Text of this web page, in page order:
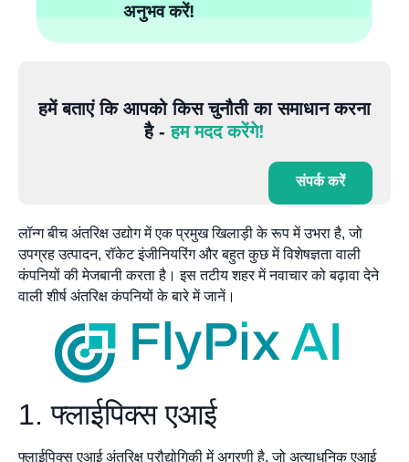
अनुभव करें!
हमें बताएं कि आपको किस चुनौती का समाधान करना
है -हम मदद करेंगे!
संपर्क करें
लॉन्ग बीच अंतरिक्ष उद्योग में एक प्रमुख खिलाड़ी के रूप में उभरा है, जो
उपग्रह उत्पादन, रॉकेट इंजीनियरिंग और बहुत कुछ में विशेषज्ञता वाली
कंपनियों की मेजबानी करता है। इस तटीय शहर में नवाचार को बढ़ावा देने
वाली शीर्ष अंतरिक्ष कंपनियों के बारे में जानें।
1. फ्लाईपिक्स एआई
फ्लाईपिक्स एआई अंतरिक्ष प्रौद्योगिकी में अग्रणी है, जो अत्याधुनिक एआई